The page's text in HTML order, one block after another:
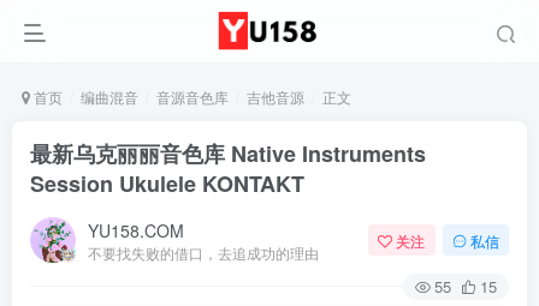
首页 编曲混音 音源音色库 吉他音源 正文
最新乌克丽丽音色库 Native Instruments
Session Ukulele KONTAKT
YU158.COM
不要找失败的借口，去追成功的理由
关注 私信
55 15